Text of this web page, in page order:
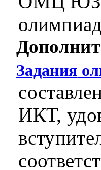
Задания
ИКТ,